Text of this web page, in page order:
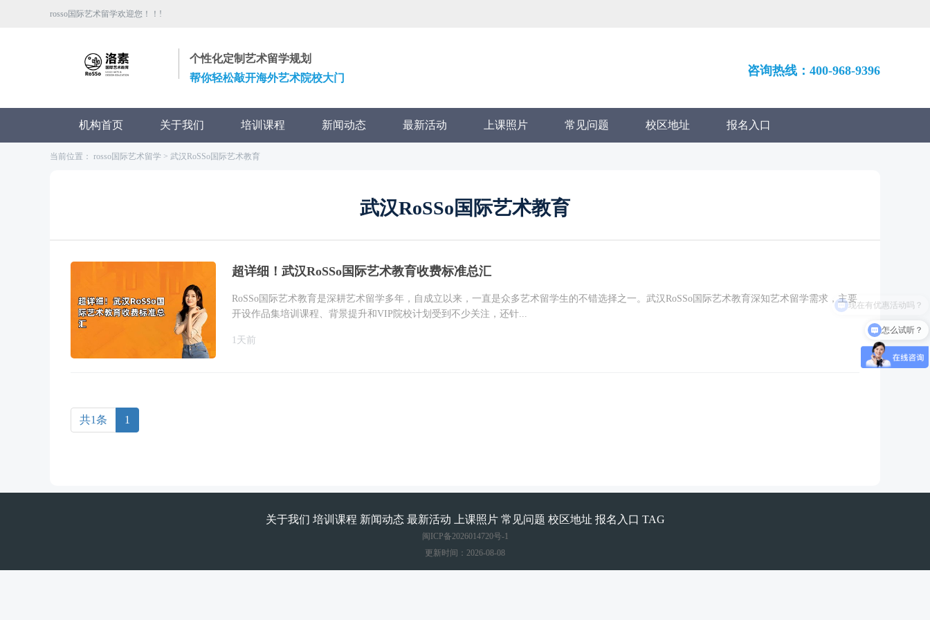
rosso国际艺术留学欢迎您！！!
个性化定制艺术留学规划
帮你轻松敲开海外艺术院校大门
咨询热线：400-968-9396
机构首页 关于我们 培训课程 新闻动态 最新活动 上课照片 常见问题 校区地址 报名入口
当前位置： rosso国际艺术留学 > 武汉RoSSo国际艺术教育
武汉RoSSo国际艺术教育
超详细！武汉RoSSo国际艺术教育收费标准总汇
RoSSo国际艺术教育是深耕艺术留学多年，自成立以来，一直是众多艺术留学生的不错选择之一。武汉RoSSo国际艺术教育深知艺术留学需求，主要
开设作品集培训课程、背景提升和VIP院校计划受到不少关注，还针...
1天前
共1条 1
关于我们 培训课程 新闻动态 最新活动 上课照片 常见问题 校区地址 报名入口 TAG
闽ICP备2026014720号-1
更新时间：2026-08-08
现在有优惠活动吗？
怎么试听？